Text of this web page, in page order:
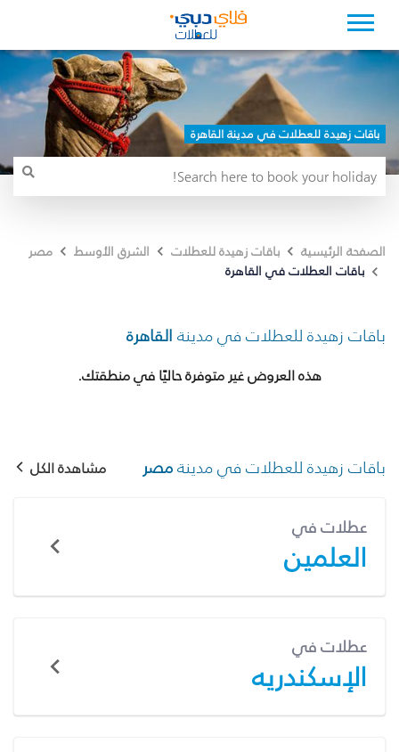
باقات زهيدة للعطلات في مدينة القاهرة
الصفحة الرئيسية باقات زهيدة للعطلات الشرق الأوسط
مصر
باقات العطلات في القاهرة
باقات زهيدة للعطلات في مدينة القاهرة
هذه العروض غير متوفرة حاليًا في منطقتك.
باقات زهيدة للعطلات في مدينةمصر مشاهدة الكل
عطلات في
العلمين
عطلات في
الإسكندريه